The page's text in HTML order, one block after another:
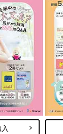
たことなどの理
本ではミルク不
か？
ミルクは供給責
ルクが不足する
治としてはたと
るよう、工場の
ています。製品
ミルクは埼玉の
していて、いず
クを分散させて